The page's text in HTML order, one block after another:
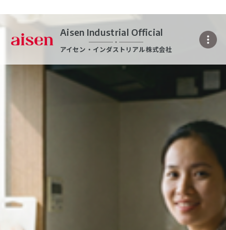
Aisen Industrial Official
アイセン・インダストリアル株式会社